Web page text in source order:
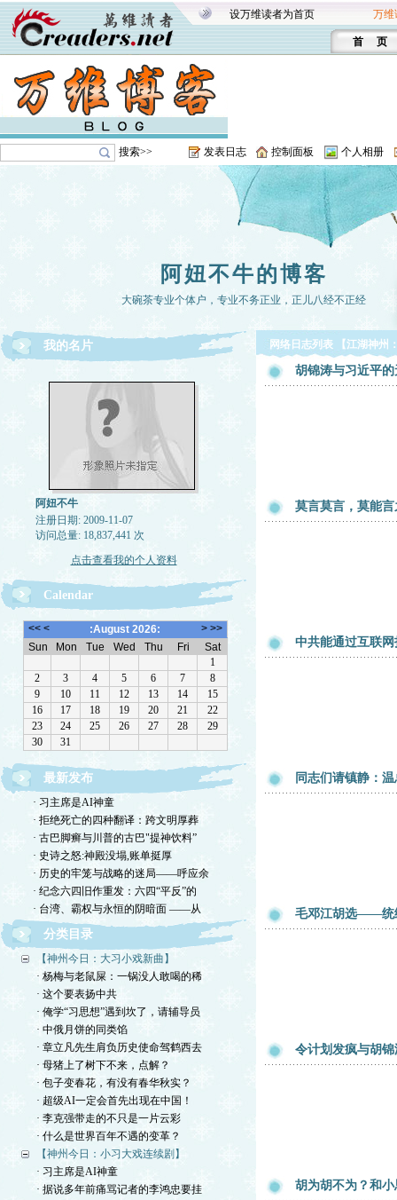
设万维读者为首页 万维
首 页
搜索>> 发表日志 控制面板 个人相册
阿妞不牛的博客
大碗茶专业个体户，专业不务正业，正儿八经不正经
我的名片
阿妞不牛
注册日期: 2009-11-07
访问总量: 18,837,441 次
点击查看我的个人资料
Calendar
最新发布
· 习主席是AI神童
· 拒绝死亡的四种翻译：跨文明厚葬
· 古巴脚癣与川普的古巴"提神饮料”
· 史诗之怒:神殿没塌,账单挺厚
· 历史的牢笼与战略的迷局——呼应余
· 纪念六四旧作重发：六四“平反”的
· 台湾、霸权与永恒的阴暗面 ——从
分类目录
【神州今日：大习小戏新曲】
· 杨梅与老鼠屎：一锅没人敢喝的稀
· 这个要表扬中共
· 俺学“习思想”遇到坎了，请辅导员
· 中俄月饼的同类馅
· 章立凡先生肩负历史使命驾鹤西去
· 母猪上了树下不来，点解？
· 包子变春花，有没有春华秋实？
· 超级AI一定会首先出现在中国！
· 李克强带走的不只是一片云彩
· 什么是世界百年不遇的变革？
【神州今日：小习大戏连续剧】
· 习主席是AI神童
· 据说多年前痛骂记者的李鸿忠要挂
网络日志列表 【江湖神州
胡锦涛与习近平
莫言莫言，莫能
中共能通过互联
同志们请镇静：
毛邓江胡选——统
令计划发疯与胡
胡为胡不为？和